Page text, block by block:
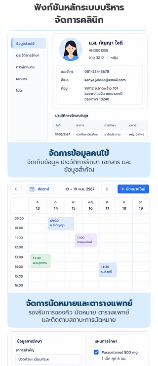
ฟังก์ชันหลักระบบบริหาร
จัดการคลินิก
จัดการข้อมูลคนไข้
จัดเก็บข้อมูล ประวัติการรักษา เอกสาร และ
ข้อมูลสำคัญ
จัดการนัดหมายและตารางแพทย์
รองรับการจองคิว นัดหมาย ตารางแพทย์
และติดตามสถานะการนัดหมาย